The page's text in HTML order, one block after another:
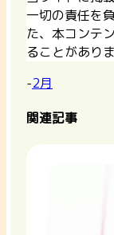
一切の責任を
た、本コンテ
ることがありま
-2月
関連記事